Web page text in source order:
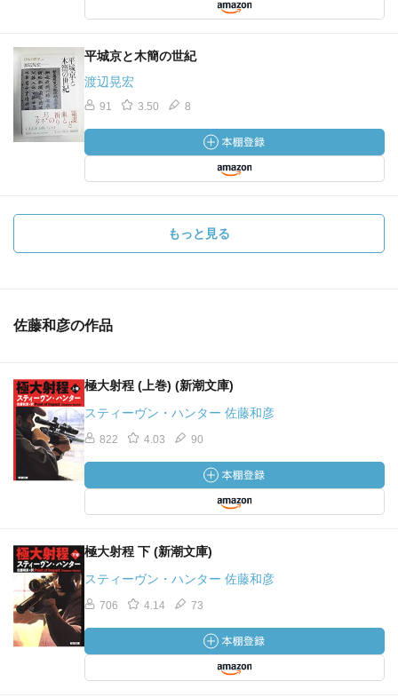
平城京と木簡の世紀
渡辺晃宏
91 3.50 8
もっと見る
佐藤和彦の作品
極大射程 (上巻) (新潮文庫)
スティーヴン・ハンター 佐藤和彦
822 4.03 90
極大射程 下 (新潮文庫)
スティーヴン・ハンター 佐藤和彦
706 4.14 73